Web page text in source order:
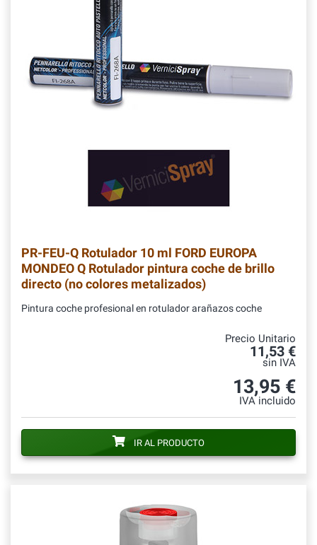
PR-FEU-Q Rotulador 10 ml FORD EUROPA
MONDEO Q Rotulador pintura coche de brillo
directo (no colores metalizados)
Pintura coche profesional en rotulador arañazos coche
Precio Unitario
11,53 €
sin IVA
13,95 €
IVA incluido
IR AL PRODUCTO